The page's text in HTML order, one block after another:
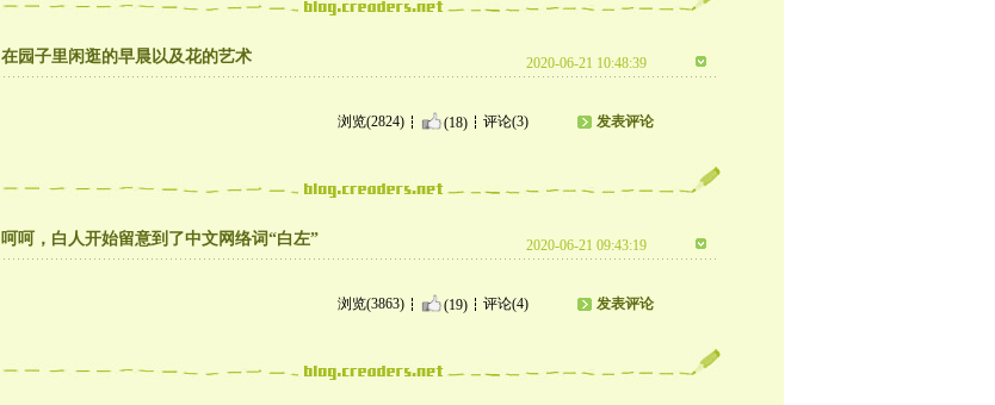
在园子里闲逛的早晨以及花的艺术 2020-06-21 10:48:39
浏览(2824) (18) 评论(3) 发表评论
呵呵，白人开始留意到了中文网络词“白左” 2020-06-21 09:43:19
浏览(3863) (19) 评论(4) 发表评论